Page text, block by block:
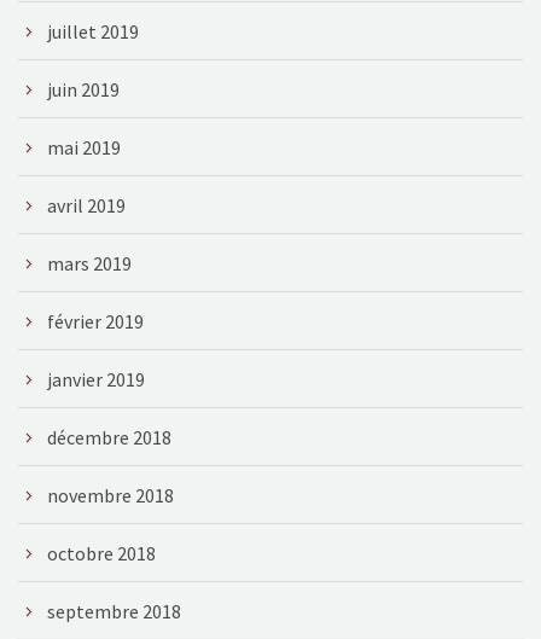
juillet 2019
juin 2019
mai 2019
avril 2019
mars 2019
février 2019
janvier 2019
décembre 2018
novembre 2018
octobre 2018
septembre 2018